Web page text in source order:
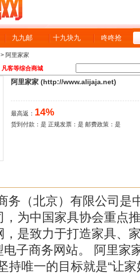
九九邮 十九块九 咚咚抢
> 阿里家家
客等综合商城
阿里家家 (http://www.alijaja.net)
最高返： 14%
货到付款：是 正规发票：是 邮费政策：是
务（北京）有限公司是
，为中国家具协会重点
，是致力于打造家具、
子商务网站。 阿里家
持唯一的目标就是“让